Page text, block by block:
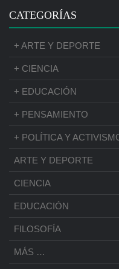
CATEGORÍAS
+ ARTE Y DEPORTE
+ CIENCIA
+ EDUCACIÓN
+ PENSAMIENTO
+ POLÍTICA Y
ARTE Y DEPORTE
CIENCIA
EDUCACIÓN
FILOSOFÍA
MÁS …